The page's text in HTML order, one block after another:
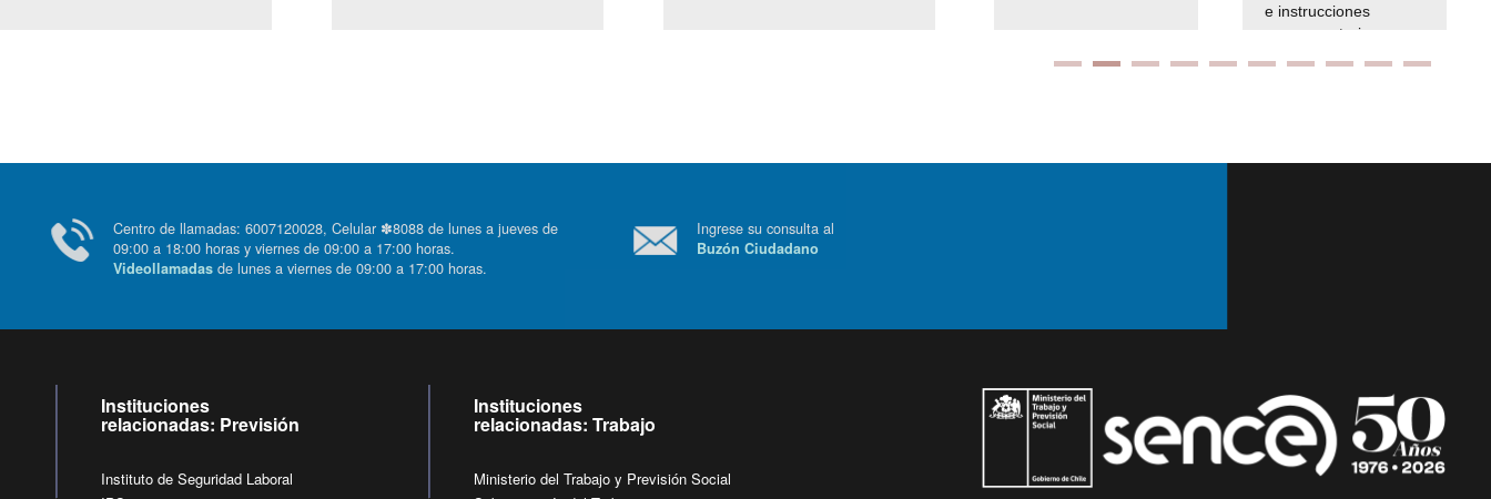
e instrucciones
presuspuetarias
Centro de llamadas: 6007120028, Celular ✽8088 de lunes a jueves de
09:00 a 18:00 horas y viernes de 09:00 a 17:00 horas.
Videollamadas de lunes a viernes de 09:00 a 17:00 horas.
Ingrese su consulta al
Buzón Ciudadano
Instituciones
relacionadas: Previsión
Instituto de Seguridad Laboral
Instituciones
relacionadas: Trabajo
Ministerio del Trabajo y Previsión Social